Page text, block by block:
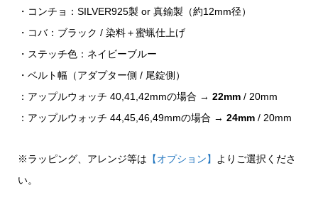
・コンチョ：SILVER925製 or 真鍮製（約12mm径）
・コバ：ブラック / 染料＋蜜蝋仕上げ
・ステッチ色：ネイビーブルー
・ベルト幅（アダプター側 / 尾錠側）
：アップルウォッチ 40,41,42mmの場合 → 22mm/ 20mm
：アップルウォッチ 44,45,46,49mmの場合 → 24mm/ 20mm
※ラッピング、アレンジ等は 【オプション】
よりご選択くださ
い。